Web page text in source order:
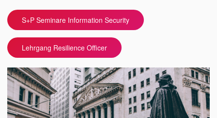
S+P Seminare Information Security
Lehrgang Resilience Officer